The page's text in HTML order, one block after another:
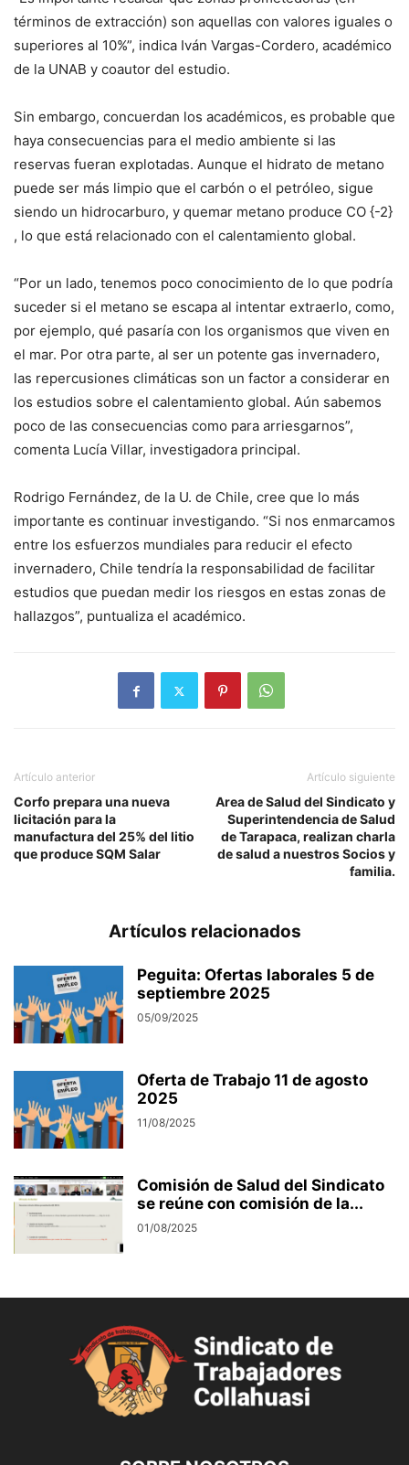
términos de extracción) son aquellas con valores iguales o
superiores al 10%”, indica Iván Vargas-Cordero, académico
de la UNAB y coautor del estudio.
Sin embargo, concuerdan los académicos, es probable que
haya consecuencias para el medio ambiente si las
reservas fueran explotadas. Aunque el hidrato de metano
puede ser más limpio que el carbón o el petróleo, sigue
siendo un hidrocarburo, y quemar metano produce CO {-2}
, lo que está relacionado con el calentamiento global.
“Por un lado, tenemos poco conocimiento de lo que podría
suceder si el metano se escapa al intentar extraerlo, como,
por ejemplo, qué pasaría con los organismos que viven en
el mar. Por otra parte, al ser un potente gas invernadero,
las repercusiones climáticas son un factor a considerar en
los estudios sobre el calentamiento global. Aún sabemos
poco de las consecuencias como para arriesgarnos”,
comenta Lucía Villar, investigadora principal.
Rodrigo Fernández, de la U. de Chile, cree que lo más
importante es continuar investigando. “Si nos enmarcamos
entre los esfuerzos mundiales para reducir el efecto
invernadero, Chile tendría la responsabilidad de facilitar
estudios que puedan medir los riesgos en estas zonas de
hallazgos”, puntualiza el académico.
Artículo anterior
Corfo prepara una nueva
licitación para la
manufactura del 25% del litio
que produce SQM Salar
Artículo siguiente
Area de Salud del Sindicato y
Superintendencia de Salud
de Tarapaca, realizan charla
de salud a nuestros Socios y
familia.
Artículos relacionados
Peguita: Ofertas laborales 5 de
septiembre 2025
05/09/2025
Oferta de Trabajo 11 de agosto
2025
11/08/2025
Comisión de Salud del Sindicato
se reúne con comisión de la...
01/08/2025